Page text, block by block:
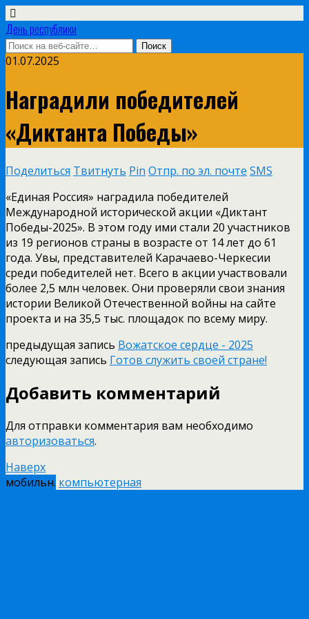
День республики
01.07.2025
Наградили победителей
«Диктанта Победы»
Поделиться Твитнуть Pin Отпр. по эл. почте SMS
«Единая Россия» наградила победителей
Международной исторической акции «Диктант
Победы-2025». В этом году ими стали 20 участников
из 19 регионов страны в возрасте от 14 лет до 61
года. Увы, представителей Карачаево-Черкесии
среди победителей нет. Всего в акции участвовали
более 2,5 млн человек. Они проверяли свои знания
истории Великой Отечественной войны на сайте
проекта и на 35,5 тыс. площадок по всему миру.
предыдущая запись Вожатское сердце - 2025
следующая запись Готов служить своей стране!
Добавить комментарий
Для отправки комментария вам необходимо
авторизоваться.
Наверх
мобильн. компьютерная